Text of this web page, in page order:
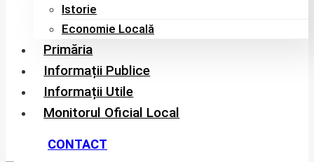
Istorie
Economie Locală
Primăria
Informații Publice
Informații Utile
Monitorul Oficial Local
CONTACT